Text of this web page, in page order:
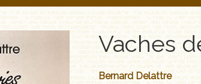
Vaches
Bernard Delattre